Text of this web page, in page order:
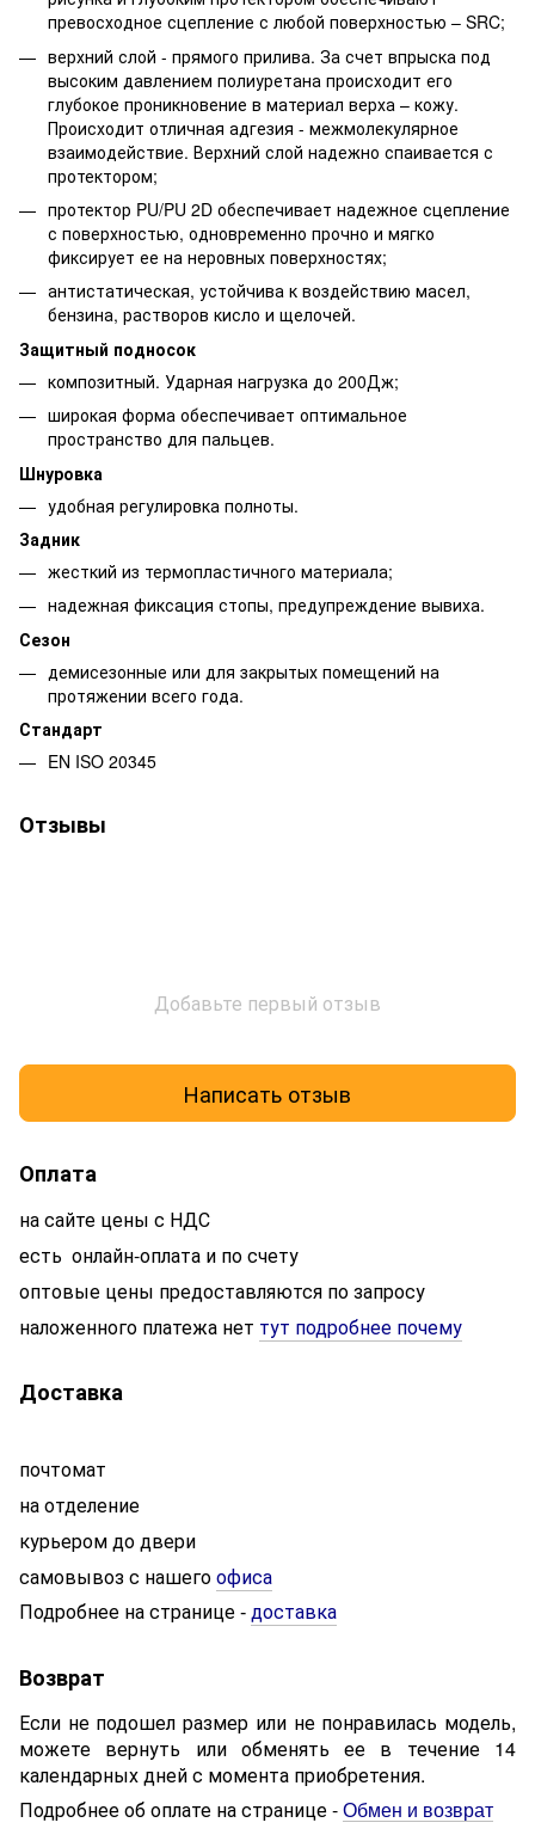
превосходное сцепление с любой поверхностью – SRC;
верхний слой - прямого прилива. За счет впрыска под
высоким давлением полиуретана происходит его
глубокое проникновение в материал верха – кожу.
Происходит отличная адгезия - межмолекулярное
взаимодействие. Верхний слой надежно спаивается с
протектором;
протектор PU/PU 2D обеспечивает надежное сцепление
с поверхностью, одновременно прочно и мягко
фиксирует ее на неровных поверхностях;
антистатическая, устойчива к воздействию масел,
бензина, растворов кисло и щелочей.
Защитный подносок
композитный. Ударная нагрузка до 200Дж;
широкая форма обеспечивает оптимальное
пространство для пальцев.
Шнуровка
удобная регулировка полноты.
Задник
жесткий из термопластичного материала;
надежная фиксация стопы, предупреждение вывиха.
Сезон
демисезонные или для закрытых помещений на
протяжении всего года.
Стандарт
EN ISO 20345
Отзывы
Добавьте первый отзыв
Написать отзыв
Оплата
на сайте цены с НДС
есть онлайн-оплата и по счету
оптовые цены предоставляются по запросу
наложенного платежа нет тут подробнее почему
Доставка
почтомат
на отделение
курьером до двери
самовывоз с нашегоофиса
Подробнее на странице - доставка
Возврат
Если не подошел размер или не понравилась модель,
можете вернуть или обменять ее в течение 14
календарных дней с момента приобретения.
Подробнее об оплате на странице - Обмен и возврат